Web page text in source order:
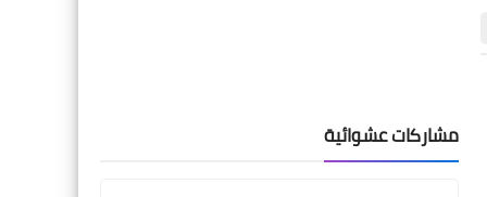
مشاركات عشوائية
قناة ثمانية بث مباشر